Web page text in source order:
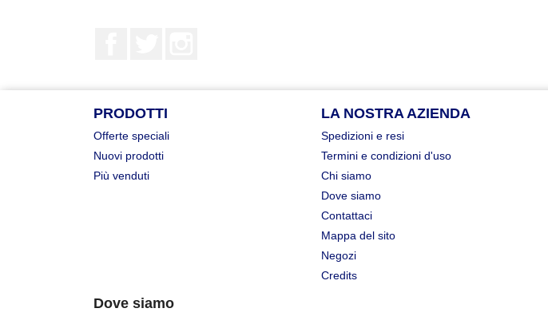
PRODOTTI
Offerte speciali
Nuovi prodotti
Più venduti
LA NOSTRA AZIENDA
Spedizioni e resi
Termini e condizioni d'uso
Chi siamo
Dove siamo
Contattaci
Mappa del sito
Negozi
Credits
Dove siamo